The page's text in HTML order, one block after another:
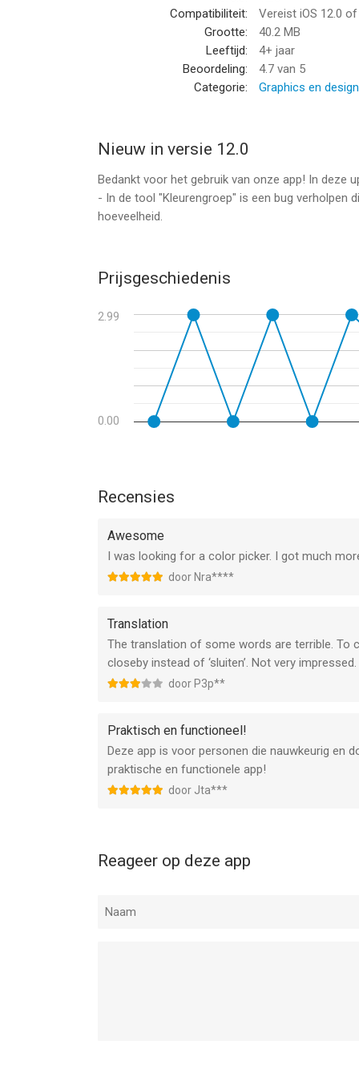
Color Wheel van Roman Sevastyanov is een
geschikt bevonden voor gebruikers met leeftijden
Compatibiliteit:
Vereist iOS 12.0
Grootte:
40.2 MB
Leeftijd:
4+ jaar
Beoordeling:
4.7 van 5
Categorie:
Graphics en design
Nieuw in versie 12.0
Bedankt voor het gebruik van onze app! In deze
- In de tool "Kleurengroep" is een bug verholpen
hoeveelheid.
Prijsgeschiedenis
2.99
0.00
Recensies
Awesome
I was looking for a color picker. I got much
door Nra****
Translation
The translation of some words are terrible. To
closeby instead of ‘sluiten’. Not very impressed.
door P3p**
Praktisch en functioneel!
Deze app is voor personen die nauwkeurig en
praktische en functionele app!
door Jta***
Reageer op deze app